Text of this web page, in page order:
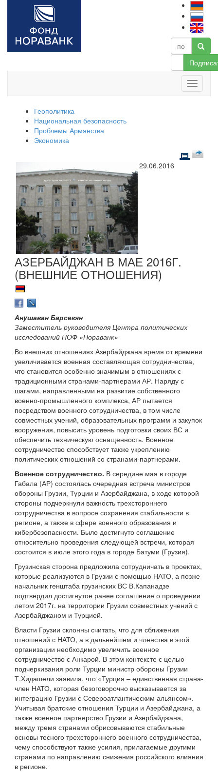
Геополитика
Национальная безопасность
Проблемы Армянства
Экономика
29.06.2016
АЗЕРБАЙДЖАН В МАЕ 2016Г.
(ВНЕШНИЕ ОТНОШЕНИЯ)
Анушаван Барсегян
Заместитель руководителя Центра политических
исследований НОФ «Нораванк»
Во внешних отношениях Азербайджана время от времени
увеличивается военная составляющая сотрудничества,
что становится особенно значимым в отношениях с
традиционными странами-партнерами АР. Наряду с
шагами, направленными на развитие собственного
военно-промышленного комплекса, АР пытается
посредством военного сотрудничества, в том числе
совместных учений, образовательных программ и закупок
вооружения, повысить уровень подготовки своих ВС и
обеспечить техническую оснащенность. Военное
сотрудничество способствует также укреплению
политических отношений со странами-партнерами.
Военное сотрудничество. В середине мая в городе
Габала (АР) состоялась очередная встреча министров
обороны Грузии, Турции и Азербайджана, в ходе которой
стороны подчеркнули важность трехстороннего
сотрудничества в вопросе сохранения стабильности в
регионе, а также в сфере военного образования и
кибербезопасности. Было достигнуто соглашение
относительно проведения следующей встречи, которая
состоится в июле этого года в городе Батуми (Грузия).
Грузинская сторона предложила сотрудничать в проектах,
которые реализуются в Грузии с помощью НАТО, а позже
начальник генштаба грузинских ВС В.Капанадзе
подтвердил достигнутое ранее соглашение о проведении
летом 2017г. на территории Грузии совместных учений с
Азербайджаном и Турцией.
Власти Грузии склонны считать, что для сближения
отношений с НАТО, а в дальнейшем и членства в этой
организации необходимо увеличить военное
сотрудничество с Анкарой. В этом контексте с целью
подчеркивания роли Турции министр обороны Грузии
Т.Хидашели заявила, что «Турция – единственная страна-
член НАТО, которая безоговорочно высказывается за
интеграцию Грузии с Североатлантическим альянсом».
Учитывая братские отношения Турции и Азербайджана, а
также военное партнерство Грузии и Азербайджана,
между тремя странами обрисовываются стабильные
основы тесного трехстороннего военного сотрудничества,
чему способствуют также усилия, прилагаемые другими
странами по направлению снижения российского влияния
в регионе.